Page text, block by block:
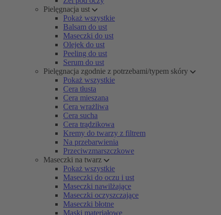
Pielęgnacja ust
Pokaż wszystkie
Balsam do ust
Maseczki do ust
Olejek do ust
Peeling do ust
Serum do ust
Pielęgnacja zgodnie z potrzebami/typem skóry
Pokaż wszystkie
Cera tłusta
Cera mieszana
Cera wrażliwa
Cera sucha
Cera trądzikowa
Kremy do twarzy z filtrem
Na przebarwienia
Przeciwzmarszczkowe
Maseczki na twarz
Pokaż wszystkie
Maseczki do oczu i ust
Maseczki nawilżające
Maseczki oczyszczające
Maseczki błotne
Maski materiałowe